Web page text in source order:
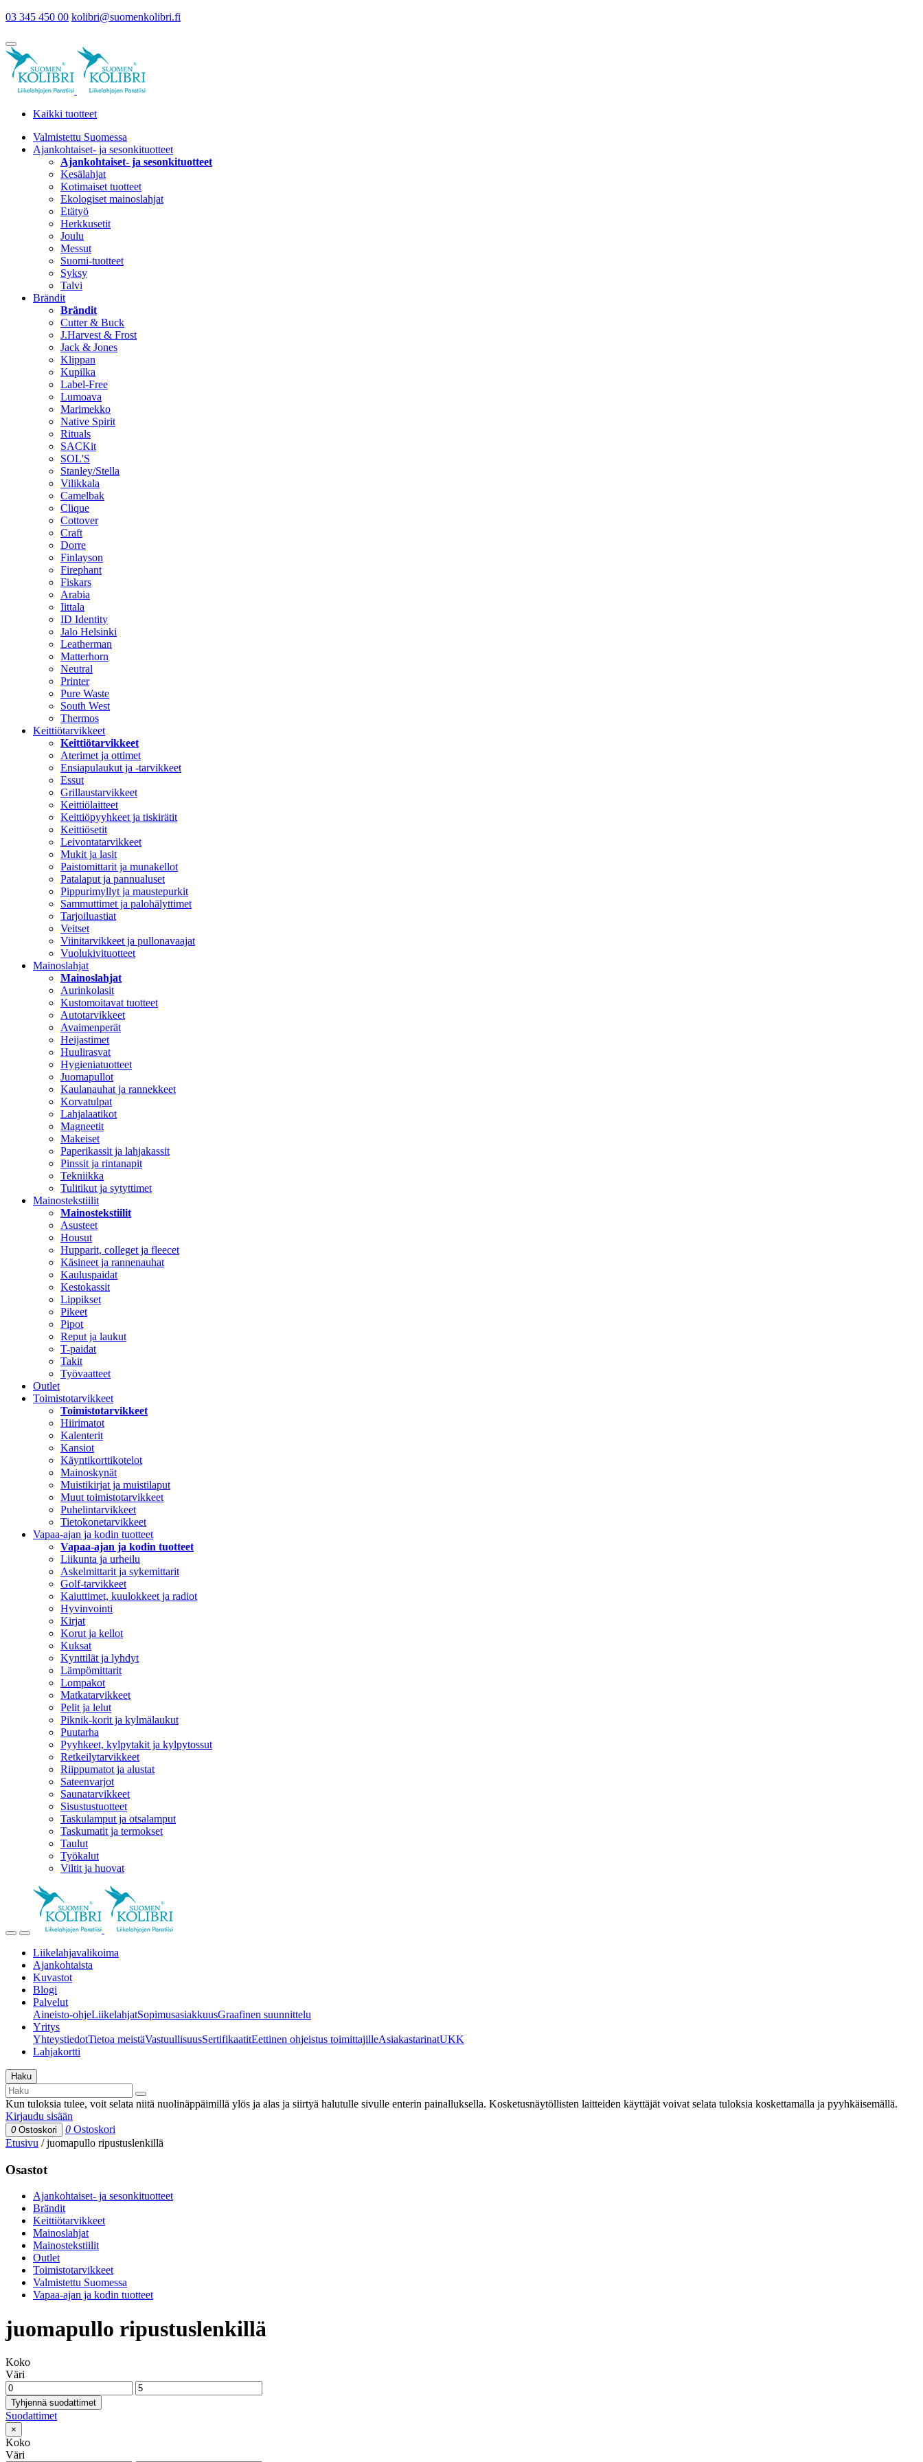
03 345 450 00 kolibri@suomenkolibri.fi
Kaikki tuotteet
Valmistettu Suomessa
Ajankohtaiset- ja sesonkituotteet
Ajankohtaiset- ja sesonkituotteet
Kesälahjat
Kotimaiset tuotteet
Ekologiset mainoslahjat
Etätyö
Herkkusetit
Joulu
Messut
Suomi-tuotteet
Syksy
Talvi
Brändit
Brändit
Cutter & Buck
J.Harvest & Frost
Jack & Jones
Klippan
Kupilka
Label-Free
Lumoava
Marimekko
Native Spirit
Rituals
SACKit
SOL'S
Stanley/Stella
Vilikkala
Camelbak
Clique
Cottover
Craft
Dorre
Finlayson
Firephant
Fiskars
Arabia
Iittala
ID Identity
Jalo Helsinki
Leatherman
Matterhorn
Neutral
Printer
Pure Waste
South West
Thermos
Keittiötarvikkeet
Keittiötarvikkeet
Aterimet ja ottimet
Ensiapulaukut ja -tarvikkeet
Essut
Grillaustarvikkeet
Keittiölaitteet
Keittiöpyyhkeet ja tiskirätit
Keittiösetit
Leivontatarvikkeet
Mukit ja lasit
Paistomittarit ja munakellot
Patalaput ja pannualuset
Pippurimyllyt ja maustepurkit
Sammuttimet ja palohälyttimet
Tarjoiluastiat
Veitset
Viinitarvikkeet ja pullonavaajat
Vuolukivituotteet
Mainoslahjat
Mainoslahjat
Aurinkolasit
Kustomoitavat tuotteet
Autotarvikkeet
Avaimenperät
Heijastimet
Huulirasvat
Hygieniatuotteet
Juomapullot
Kaulanauhat ja rannekkeet
Korvatulpat
Lahjalaatikot
Magneetit
Makeiset
Paperikassit ja lahjakassit
Pinssit ja rintanapit
Tekniikka
Tulitikut ja sytyttimet
Mainostekstiilit
Mainostekstiilit
Asusteet
Housut
Hupparit, colleget ja fleecet
Käsineet ja rannenauhat
Kauluspaidat
Kestokassit
Lippikset
Pikeet
Pipot
Reput ja laukut
T-paidat
Takit
Työvaatteet
Outlet
Toimistotarvikkeet
Toimistotarvikkeet
Hiirimatot
Kalenterit
Kansiot
Käyntikorttikotelot
Mainoskynät
Muistikirjat ja muistilaput
Muut toimistotarvikkeet
Puhelintarvikkeet
Tietokonetarvikkeet
Vapaa-ajan ja kodin tuotteet
Vapaa-ajan ja kodin tuotteet
Liikunta ja urheilu
Askelmittarit ja sykemittarit
Golf-tarvikkeet
Kaiuttimet, kuulokkeet ja radiot
Hyvinvointi
Kirjat
Korut ja kellot
Kuksat
Kynttilät ja lyhdyt
Lämpömittarit
Lompakot
Matkatarvikkeet
Pelit ja lelut
Piknik-korit ja kylmälaukut
Puutarha
Pyyhkeet, kylpytakit ja kylpytossut
Retkeilytarvikkeet
Riippumatot ja alustat
Sateenvarjot
Saunatarvikkeet
Sisustustuotteet
Taskulamput ja otsalamput
Taskumatit ja termokset
Taulut
Työkalut
Viltit ja huovat
Liikelahjavalikoima
Ajankohtaista
Kuvastot
Blogi
Palvelut
Aineisto-ohjeLiikelahjatSopimusasiakkuusGraafinen suunnittelu
Yritys
YhteystiedotTietoa meistäVastuullisuusSertifikaatitEettinen ohjeistus toimittajilleAsiakastarinatUKK
Lahjakortti
Haku
Kun tuloksia tulee, voit selata niitä nuolinäppäimillä ylös ja alas ja siirtyä halutulle sivulle enterin painalluksella. Kosketusnäytöllisten laitteiden käyttäjät voivat selata tuloksia koskettamalla ja pyyhkäisemällä.
Kirjaudu sisään
0 Ostoskori 0 Ostoskori
Etusivu /juomapullo ripustuslenkillä
Osastot
Ajankohtaiset- ja sesonkituotteet
Brändit
Keittiötarvikkeet
Mainoslahjat
Mainostekstiilit
Outlet
Toimistotarvikkeet
Valmistettu Suomessa
Vapaa-ajan ja kodin tuotteet
juomapullo ripustuslenkillä
Koko
Väri
Tyhjennä suodattimet
Suodattimet
×
Koko
Väri